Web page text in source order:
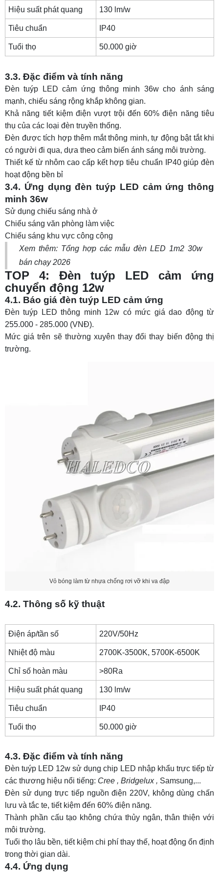
Hiệu suất phát quang 130 lm/w
Tiêu chuẩn IP40
Tuổi thọ 50.000 giờ
3.3. Đặc điểm và tính năng
Đèn tuýp LED cảm ứng thông minh 36w cho ánh sáng
mạnh, chiếu sáng rộng khắp không gian.
Khả năng tiết kiệm điện vượt trội đến 60% điện năng tiêu
thụ của các loại đèn truyền thống.
Đèn được tích hợp thêm mắt thông minh, tự động bật tắt khi
có người đi qua, dựa theo cảm biến ánh sáng môi trường.
Thiết kế từ nhôm cao cấp kết hợp tiêu chuẩn IP40 giúp đèn
hoạt động bền bỉ
3.4. Ứng dụng đèn tuýp LED cảm ứng thông
minh 36w
Sử dụng chiếu sáng nhà ở
Chiếu sáng văn phòng làm việc
Chiếu sáng khu vực công cộng
Xem thêm: Tổng hợp các mẫuđèn LED 1m2 30w
bán chạy 2026
TOP 4: Đèn tuýp LED cảm ứng
chuyển động 12w
4.1. Báo giá đèn tuýp LED cảm ứng
Đèn tuýp LED thông minh 12w có mức giá dao động từ
255.000 - 285.000 (VNĐ).
Mức giá trên sẽ thường xuyên thay đổi thay biến động thị
trường.
Vỏ bóng làm từ nhựa chống rơi vỡ khi va đập
4.2. Thông số kỹ thuật
Điện áp/tần số 220V/50Hz
Nhiệt độ màu 2700K-3500K, 5700K-6500K
Chỉ số hoàn màu >80Ra
Hiệu suất phát quang 130 lm/w
Tiêu chuẩn IP40
Tuổi thọ 50.000 giờ
4.3. Đặc điểm và tính năng
Đèn tuýp LED 12w sử dụng chip LED nhập khẩu trực tiếp từ
các thương hiệu nổi tiếng: Cree , Bridgelux , Samsung,...
Đèn sử dụng trực tiếp nguồn điện 220V, không dùng chấn
lưu và tắc te, tiết kiệm đến 60% điện năng.
Thành phần cấu tạo không chứa thủy ngân, thân thiện với
môi trường.
Tuổi thọ lâu bền, tiết kiệm chi phí thay thế, hoạt động ổn định
trong thời gian dài.
4.4. Ứng dụng